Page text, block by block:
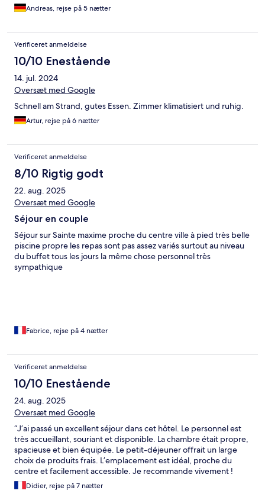
Andreas, rejse på 5 nætter
Verificeret anmeldelse
10/10 Enestående
14. jul. 2024
Oversæt med Google
Schnell am Strand, gutes Essen. Zimmer klimatisiert und ruhig.
Artur, rejse på 6 nætter
Verificeret anmeldelse
8/10 Rigtig godt
22. aug. 2025
Oversæt med Google
Séjour en couple
Séjour sur Sainte maxime proche du centre ville à pied très belle
piscine propre les repas sont pas assez variés surtout au niveau
du buffet tous les jours la même chose personnel très
sympathique
Fabrice, rejse på 4 nætter
Verificeret anmeldelse
10/10 Enestående
24. aug. 2025
Oversæt med Google
“J’ai passé un excellent séjour dans cet hôtel. Le personnel est
très accueillant, souriant et disponible. La chambre était propre,
spacieuse et bien équipée. Le petit-déjeuner offrait un large
choix de produits frais. L’emplacement est idéal, proche du
centre et facilement accessible. Je recommande vivement !
Didier, rejse på 7 nætter